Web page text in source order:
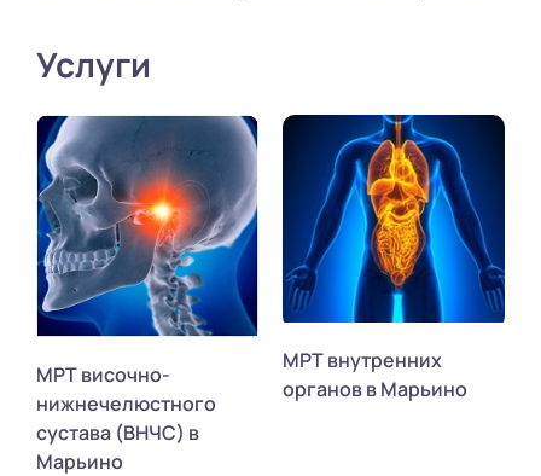
Услуги
МРТ височно-
нижнечелюстного
сустава (ВНЧС) в
Марьино
МРТ внутренних
органов в Марьино